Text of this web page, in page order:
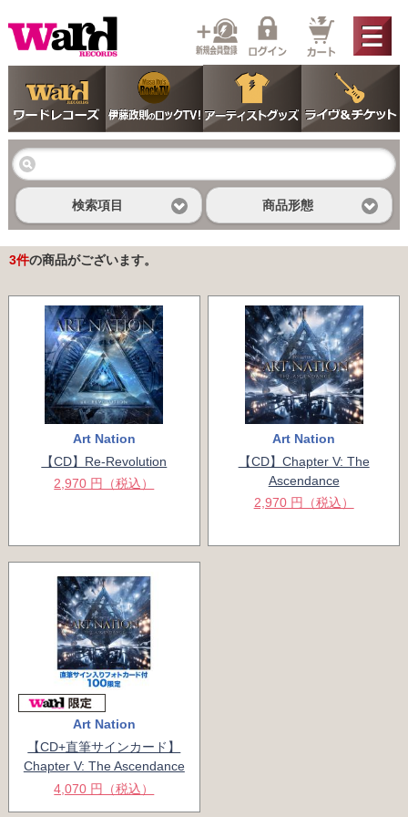
検索項目 商品形態
3件の商品がございます。
Art Nation
【CD】Re-Revolution
2,970 円（税込）
Art Nation
【CD】Chapter V: The
Ascendance
2,970 円（税込）
Art Nation
【CD+直筆サインカード】
Chapter V: The Ascendance
4,070 円（税込）